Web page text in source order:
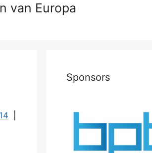
van Europa
Sponsors